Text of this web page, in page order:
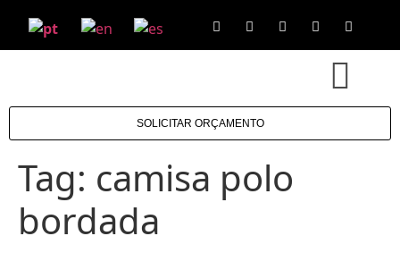
SOLICITAR ORÇAMENTO
Tag: camisa polo
bordada